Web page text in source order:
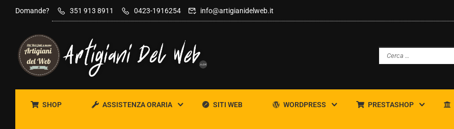
Domande? 351 913 8911 0423-1916254 info@artigianidelweb.it
SHOP ASSISTENZA ORARIA SITI WEB WORDPRESS PRESTASHOP